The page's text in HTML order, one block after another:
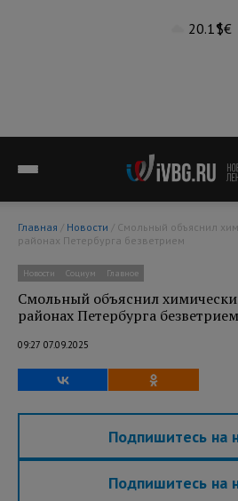
20.1°$€
Главная / Новости
районах Петербурга безветрием
Новости Социум Главное
Смольный объяснил
районах Петербурга безветрием
09:27 07.09.2025
Подпишитесь на
Подпишитесь на